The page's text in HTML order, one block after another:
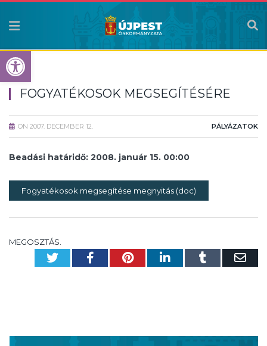
Eszköztár megnyitása
FOGYATÉKOSOK MEGSEGÍTÉSÉRE
ON 2007. DECEMBER 12. PÁLYÁZATOK
Beadási határidő: 2008. január 15. 00:00
Fogyatékosok megsegítése megnyitás (doc)
MEGOSZTÁS.
TwitterFacebookPinterest
LinkedIn
Tumblr